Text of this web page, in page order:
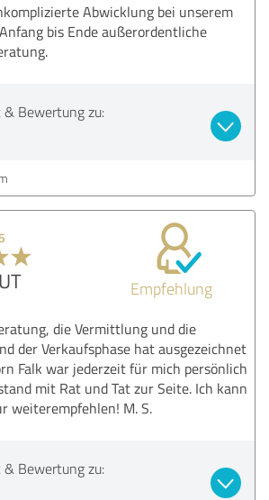
Abwicklung bei unserem
bis Ende außerordentliche
Bewertung zu:
Empfehlung
die Vermittlung und die
der Verkaufsphase hat ausgezeichnet
Falk war jederzeit für mich persönlich
mit Rat und Tat zur Seite. Ich kann
weiterempfehlen! M. S.
Bewertung zu: